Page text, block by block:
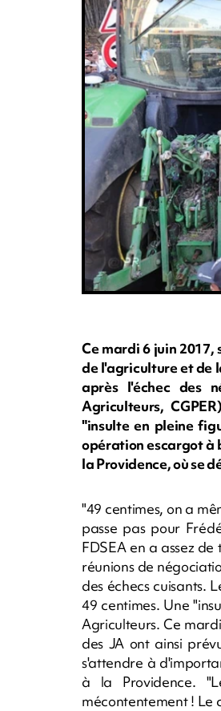
Ce mardi 6 juin
de l'agriculture et de
après l'échec des
Agriculteurs,
"insulte en pleine
opération escargot à
la Providence, où se
"49 centimes, on a
passe pas pour
FDSEA en a assez
réunions de
des échecs cuisants.
49 centimes. Une
Agriculteurs. Ce
des JA ont ainsi
s'attendre à
à la Providence.
mécontentement ! Le